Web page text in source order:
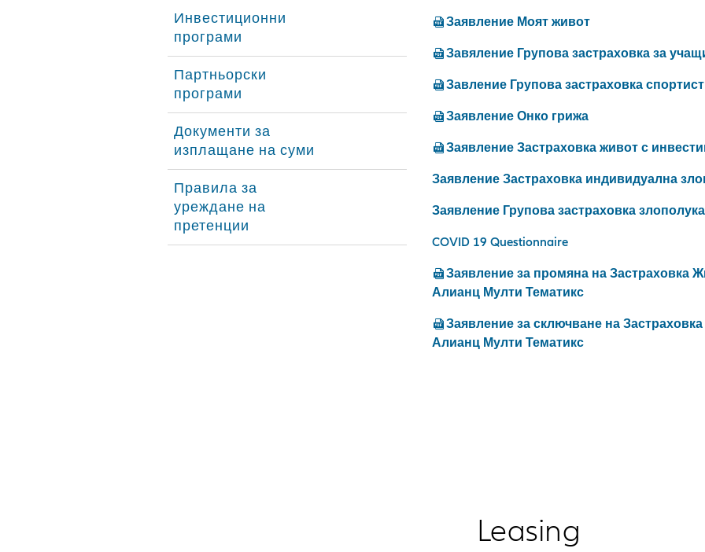
Инвестиционни
програми
Партньорски
програми
Документи за
изплащане на суми
Правила за
уреждане на
претенции
Заявление Моят живот
Завяление Групова застраховка за
Завление Групова застраховка спортист
Заявление Онко грижа
Заявление Застраховка живот с
Заявление Застраховка индивидуална
Заявление Групова застраховка злополука
COVID 19 Questionnaire
Заявление за промяна на Застраховка
Алианц Мулти Тематикс
Заявление за сключване на
Алианц Мулти Тематикс
Leasing